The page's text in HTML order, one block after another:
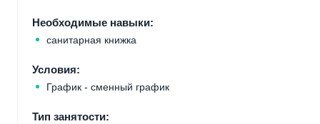
Необходимые навыки:
санитарная книжка
Условия:
График - сменный график
Тип занятости: